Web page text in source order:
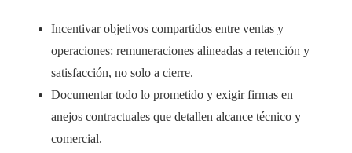
Incentivar objetivos compartidos entre ventas y
operaciones: remuneraciones alineadas a retención y
satisfacción, no solo a cierre.
Documentar todo lo prometido y exigir firmas en
anejos contractuales que detallen alcance técnico y
comercial.